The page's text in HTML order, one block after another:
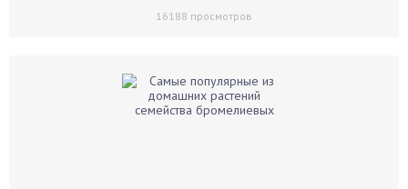
16188 просмотров